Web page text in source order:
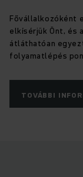
Fővállalkozóként
elkísérjük Önt, és
átláthatóan
folyamatlépés
TOVÁBBI